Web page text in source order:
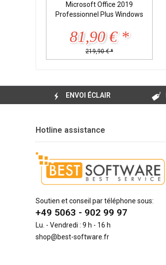
Microsoft Office 2019
Professionnel Plus Windows
81,90 € *
219,90 € *
ENVOI ÉCLAIR
Hotline assistance
Soutien et conseil par téléphone sous:
+49 5063 - 902 99 97
Lu. - Vendredi : 9 h - 16 h
shop@best-software.fr